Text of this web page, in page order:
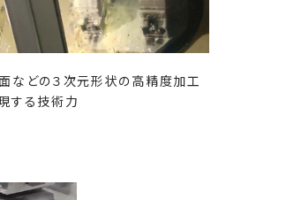
などの３次元形状の高精度加工
する技術力